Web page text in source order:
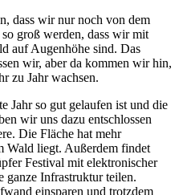
dass wir nur noch von dem
groß werden, dass wir mit
auf Augenhöhe sind. Das
wir, aber da kommen wir hin,
zu Jahr wachsen.
Jahr so gut gelaufen ist und die
wir uns dazu entschlossen
Die Fläche hat mehr
Wald liegt. Außerdem findet
Festival mit elektronischer
ganze Infrastruktur teilen.
einsparen und trotzdem